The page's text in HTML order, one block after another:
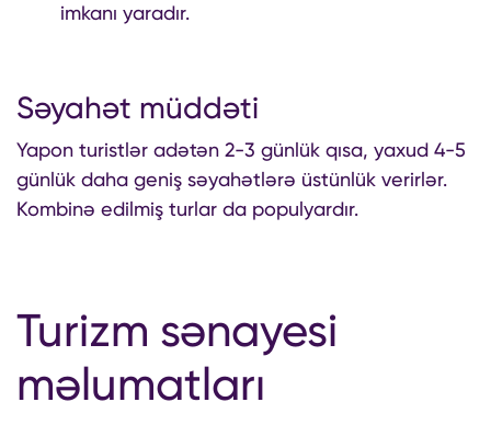
imkanı yaradır.
Səyahət müddəti
Yapon turistlər adətən 2-3 günlük qısa, yaxud 4-5
günlük daha geniş səyahətlərə üstünlük verirlər.
Kombinə edilmiş turlar da populyardır.
Turizm sənayesi
məlumatları